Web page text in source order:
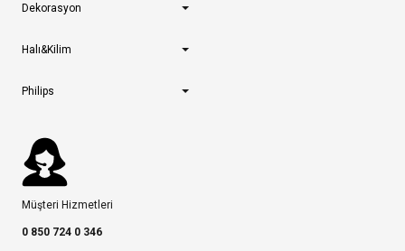
Dekorasyon
Halı&Kilim
Philips
Müşteri Hizmetleri
0 850 724 0 346